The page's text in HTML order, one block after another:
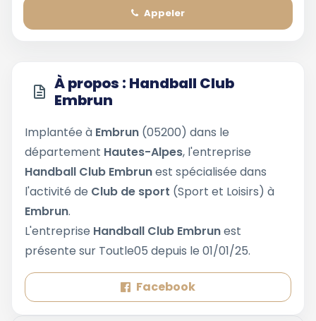
Appeler
À propos : Handball Club
Embrun
Implantée à Embrun (05200) dans le
département Hautes-Alpes, l'entreprise
Handball Club Embrunest spécialisée dans
l'activité de Club de sport (Sport et Loisirs) à
Embrun.
L'entreprise Handball Club Embrunest
présente sur Toutle05 depuis le 01/01/25.
Facebook